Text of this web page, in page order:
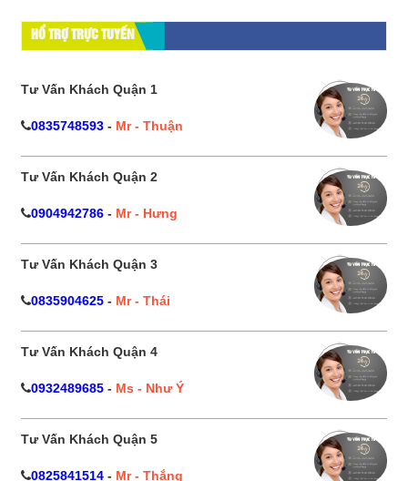
HỔ TRỢ TRỰC TUYẾN
Tư Vấn Khách Quận 1
0835748593 - Mr - Thuận
Tư Vấn Khách Quận 2
0904942786 - Mr - Hưng
Tư Vấn Khách Quận 3
0835904625 - Mr - Thái
Tư Vấn Khách Quận 4
0932489685 - Ms - Như Ý
Tư Vấn Khách Quận 5
0825841514 - Mr - Thắng